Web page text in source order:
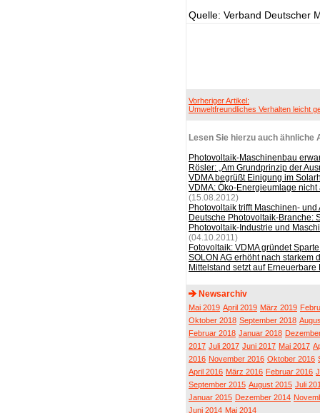
Quelle: Verband Deutscher
Vorheriger Artikel:
Umweltfreundliches Verhalten leicht
Lesen Sie hierzu auch ähnliche
Photovoltaik-Maschinenbau
Rösler: „Am Grundprinzip der
VDMA begrüßt Einigung im
VDMA: Öko-Energieumlage
(15.08.2012)
Photovoltaik trifft Maschinen-
Deutsche Photovoltaik-Branche:
Photovoltaik-Industrie und
(04.10.2011)
Fotovoltaik: VDMA gründet
SOLON AG erhöht nach starkem
Mittelstand setzt auf
Newsarchiv
Mai 2019 April 2019 März 2019
Oktober 2018 September 2018
Februar 2018 Januar 2018
2017 Juli 2017 Juni 2017 Mai 2017
2016 November 2016 Oktober 2016
April 2016 März 2016 Februar 2016
September 2015 August 2015 Juli
Januar 2015 Dezember 2014
Juni 2014 Mai 2014